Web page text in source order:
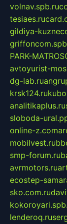
volnav.spb.ru
tesiaes.ru
gildiya-
PARK-
avtoyurist-
dg-lab.ru
krsk124.ru
analitikaplus.ru
sloboda-
online-z.com
mobilvest.ru
smp-forum.ru
avrmotors.ru
ecostep-
sko.com.ru
lenderoq.ru